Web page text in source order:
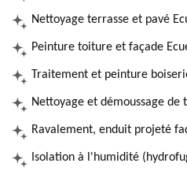
Nettoyage terrasse et pavé
Peinture toiture et façade
Traitement et peinture
Nettoyage et démoussage
Ravalement, enduit projeté
Isolation à l'humidité